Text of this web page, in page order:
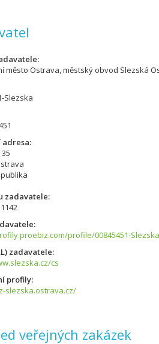
město Ostrava, městský obvod Slezská
Slezska
adresa
zadavatele
profile/00845451-Slezska
zadavatele
cs
profily
slezska.ostrava.cz/
veřejných zakázek